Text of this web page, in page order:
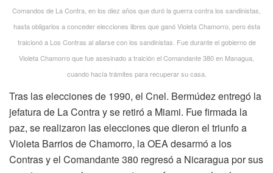
Comandos de La Contra, en los diez años que duró la guerra contra los sandinistas,
hasta obligarlos a conceder elecciones libres que ganó Violeta Chamorro, pero ésta
traicionó a Los Contras al aliarse con los sandinistas. Fue durante el gobierno de
Violeta Chamorro que fue asesinado a traición el Comandante 380 en Managua,
cuando hacía trámites para recuperar su casa.
Tras las elecciones de 1990, el Cnel. Bermúdez entregó la
jefatura de La Contra y se retiró a Miami. Fue firmada la
paz, se realizaron las elecciones que dieron el triunfo a
Violeta Barrios de Chamorro, la OEA desarmó a los
Contras y el Comandante 380 regresó a Nicaragua por sus